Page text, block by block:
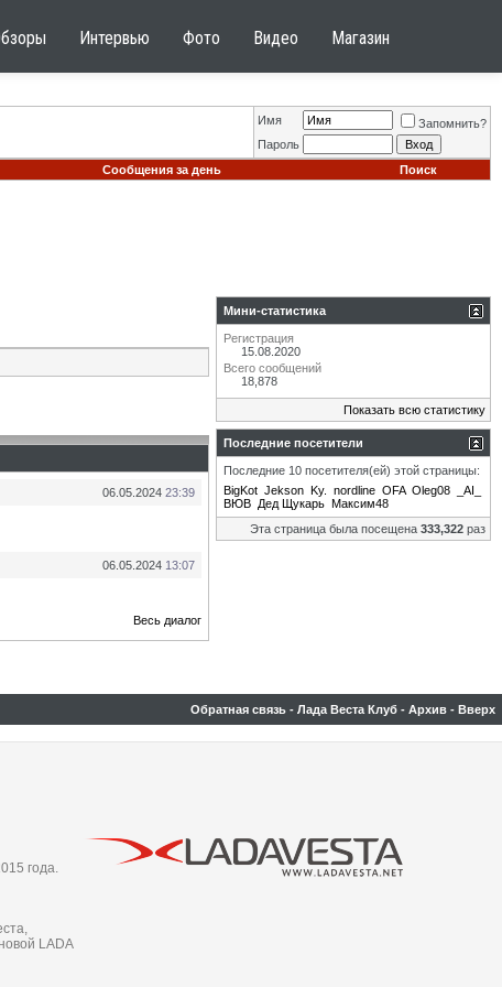
Интервью Фото Видео Магазин
Имя
Запомнить?
Пароль
Сообщения за день Поиск
06.05.2024 23:39
06.05.2024 13:07
Весь диалог
Мини-статистика
Регистрация
15.08.2020
Всего сообщений
18,878
Показать всю статистику
Последние посетители
Последние 10 посетителя(ей) этой страницы:
BigKot Jekson Ky. nordline OFA Oleg08
_AI_
ВЮВ Дед Щукарь Максим48
Эта страница была посещена 333,322 раз
Обратная связь - Лада Веста Клуб - Архив - Вверх
года.
LADA